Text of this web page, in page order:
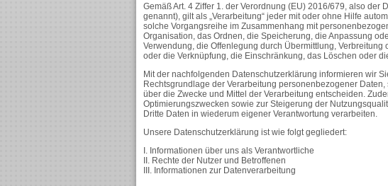
Gemäß Art. 4 Ziffer 1. der Verordnung (EU) 2016/679, also der
genannt), gilt als „Verarbeitung“ jeder mit oder ohne Hilfe
solche Vorgangsreihe im Zusammenhang mit
Organisation, das Ordnen, die Speicherung, die Anpassung
Verwendung, die Offenlegung durch Übermittlung,
oder die Verknüpfung, die Einschränkung, das Löschen oder
Mit der nachfolgenden Datenschutzerklärung informieren wir
Rechtsgrundlage der Verarbeitung personenbezogener
über die Zwecke und Mittel der Verarbeitung entscheiden.
Optimierungszwecken sowie zur Steigerung der
Dritte Daten in wiederum eigener Verantwortung verarbeiten.
Unsere Datenschutzerklärung ist wie folgt gegliedert:
I. Informationen über uns als Verantwortliche
II. Rechte der Nutzer und Betroffenen
III. Informationen zur Datenverarbeitung